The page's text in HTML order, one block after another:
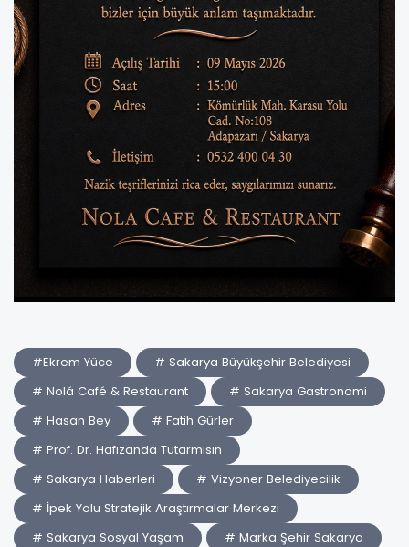
#Ekrem Yüce
# Sakarya Büyükşehir Belediyesi
# Nolá Café & Restaurant
# Sakarya Gastronomi
# Hasan Bey
# Fatih Gürler
# Prof. Dr. Hafızanda Tutarmısın
# Sakarya Haberleri
# Vizyoner Belediyecilik
# İpek Yolu Stratejik Araştırmalar Merkezi
# Sakarya Sosyal Yaşam
# Marka Şehir Sakarya